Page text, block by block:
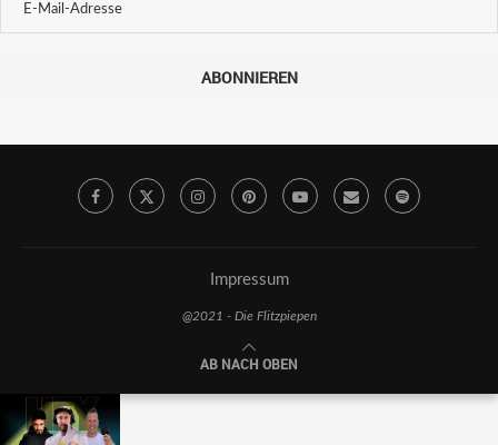
ABONNIEREN
Impressum
@2021 - Die Flitzpiepen
AB NACH OBEN